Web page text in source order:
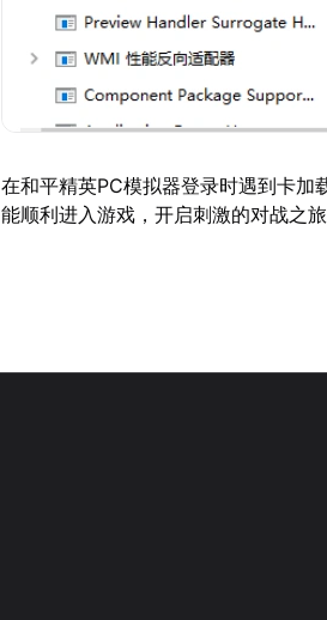
在和平精英PC模拟器登录时遇到卡加
能顺利进入游戏，开启刺激的对战之旅